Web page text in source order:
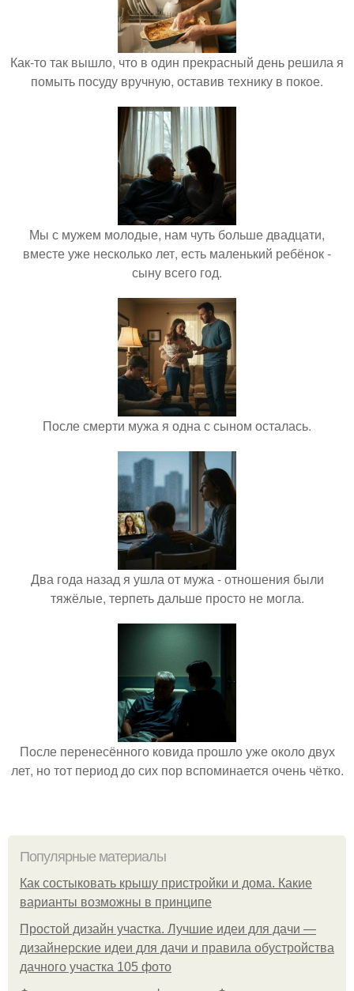
Как-то так вышло, что в один прекрасный день решила я
помыть посуду вручную, оставив технику в покое.
Мы с мужем молодые, нам чуть больше двадцати,
вместе уже несколько лет, есть маленький ребёнок -
сыну всего год.
После смерти мужа я одна с сыном осталась.
Два года назад я ушла от мужа - отношения были
тяжёлые, терпеть дальше просто не могла.
После перенесённого ковида прошло уже около двух
лет, но тот период до сих пор вспоминается очень чётко.
Популярные материалы
Как состыковать крышу пристройки и дома. Какие
варианты возможны в принципе
Простой дизайн участка. Лучшие идеи для дачи —
дизайнерские идеи для дачи и правила обустройства
дачного участка 105 фото